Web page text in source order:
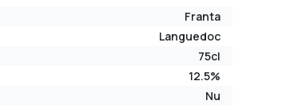
Franta
Languedoc
75cl
12.5%
Nu